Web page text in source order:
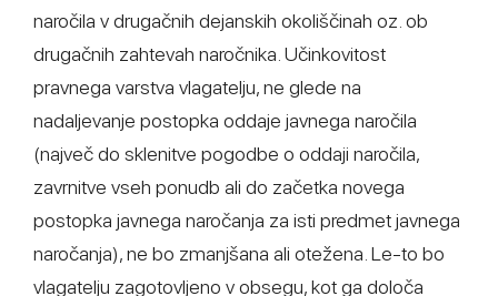
naročila v drugačnih dejanskih okoliščinah oz. ob
drugačnih zahtevah naročnika. Učinkovitost
pravnega varstva vlagatelju, ne glede na
nadaljevanje postopka oddaje javnega naročila
(največ do sklenitve pogodbe o oddaji naročila,
zavrnitve vseh ponudb ali do začetka novega
postopka javnega naročanja za isti predmet javnega
naročanja), ne bo zmanjšana ali otežena. Le-to bo
vlagatelju zagotovljeno v obsegu, kot ga določa